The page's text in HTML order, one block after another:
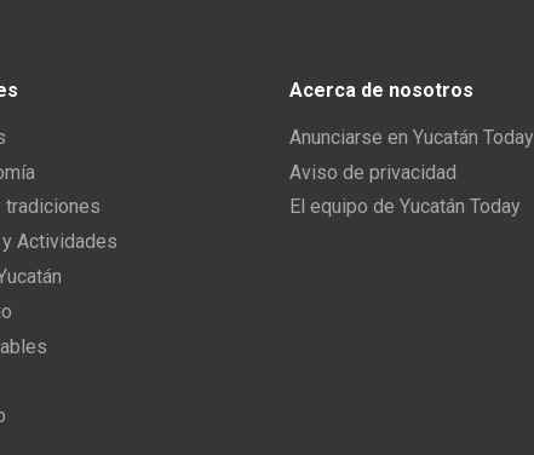
tradiciones
Actividades
Acerca de nosotros
Anunciarse en Yucatán Today
Aviso de privacidad
El equipo de Yucatán Today